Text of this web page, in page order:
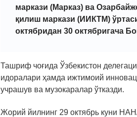
маркази (Марказ) ва
қилиш маркази (ИИКТМ)
октябридан 30 октябригача
Ташриф чоғида Ўзбекистон
идоралари ҳамда ижтимоий
учрашув ва музокаралар ўтказди.
Жорий йилнинг 29 октябрь куни